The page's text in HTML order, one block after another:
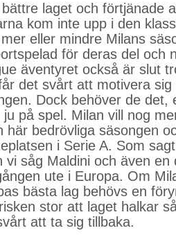
bättre laget och förtjänade
kom inte upp i den
eller mindre Milans
för deras del och
äventyret också är slut
det svårt att motivera
Dock behöver de det,
på spel. Milan vill nog
här bedrövliga säsongen
i Serie A. Som
vi såg Maldini och även en
ute i Europa. Om
bästa lag behövs en
stor att laget halkar
att ta sig tillbaka.